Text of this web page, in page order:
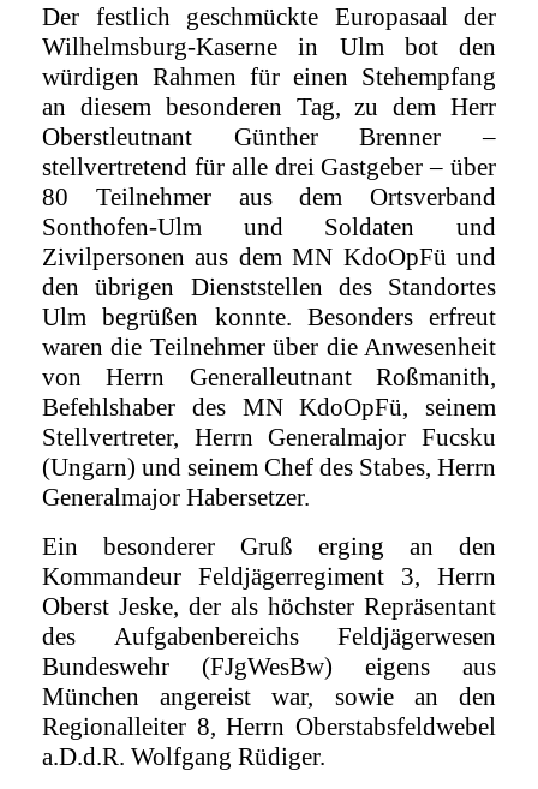
Der festlich geschmückte Europasaal der
Wilhelmsburg-Kaserne in Ulm bot den
würdigen Rahmen für einen Stehempfang
an diesem besonderen Tag, zu dem Herr
Oberstleutnant Günther Brenner –
stellvertretend für alle drei Gastgeber – über
80 Teilnehmer aus dem Ortsverband
Sonthofen-Ulm und Soldaten und
Zivilpersonen aus dem MN KdoOpFü und
den übrigen Dienststellen des Standortes
Ulm begrüßen konnte. Besonders erfreut
waren die Teilnehmer über die Anwesenheit
von Herrn Generalleutnant Roßmanith,
Befehlshaber des MN KdoOpFü, seinem
Stellvertreter, Herrn Generalmajor Fucsku
(Ungarn) und seinem Chef des Stabes, Herrn
Generalmajor Habersetzer.
Ein besonderer Gruß erging an den
Kommandeur Feldjägerregiment 3, Herrn
Oberst Jeske, der als höchster Repräsentant
des Aufgabenbereichs Feldjägerwesen
Bundeswehr (FJgWesBw) eigens aus
München angereist war, sowie an den
Regionalleiter 8, Herrn Oberstabsfeldwebel
a.D.d.R. Wolfgang Rüdiger.